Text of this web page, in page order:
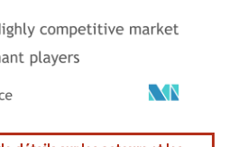
nécessite une attribution sous CC BY